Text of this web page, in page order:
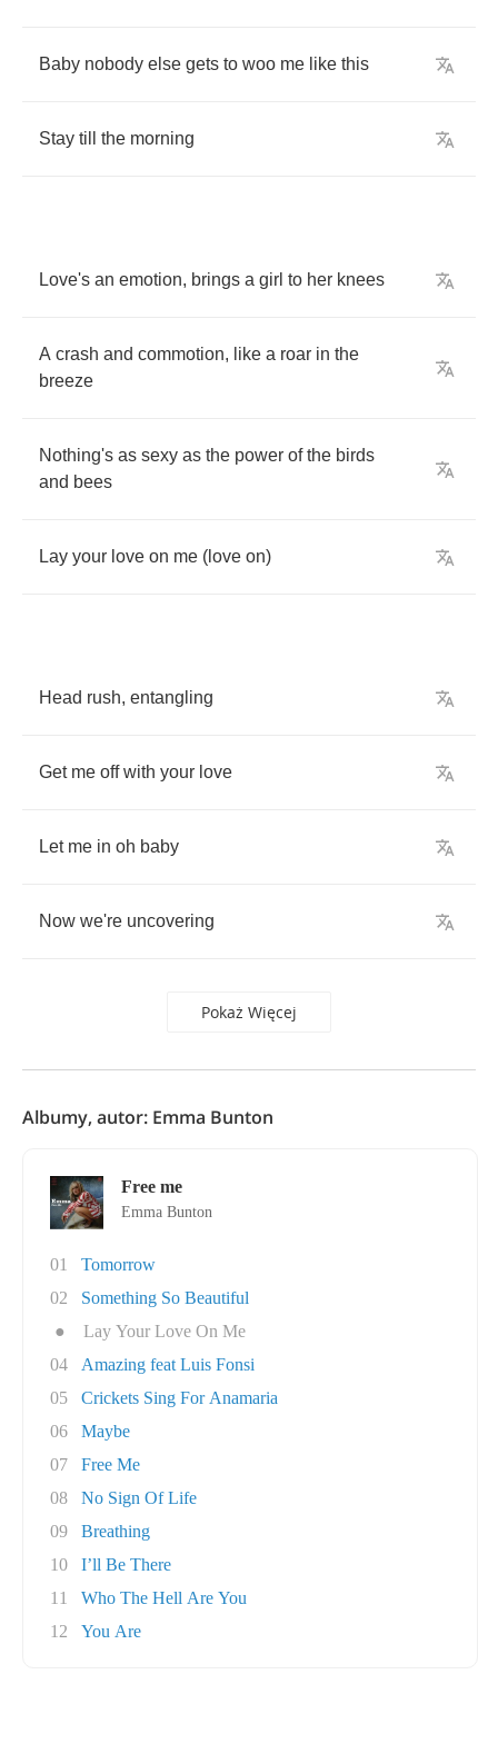
Baby nobody else gets to woo me like this
Stay till the morning
Love's an emotion, brings a girl to her knees
A crash and commotion, like a roar in the
breeze
Nothing's as sexy as the power of the birds
and bees
Lay your love on me ( love on)
Head rush, entangling
Get me off with your love
Let me in oh baby
Now we're uncovering
Pokaż Więcej
Albumy, autor: Emma Bunton
Free me
Emma Bunton
01
Tomorrow
02
Something So Beautiful
●
Lay Your Love On Me
04
Amazing feat Luis Fonsi
05
Crickets Sing For Anamaria
06
Maybe
07
Free Me
08
No Sign Of Life
09
Breathing
10
I’ll Be There
11
Who The Hell Are You
12
You Are